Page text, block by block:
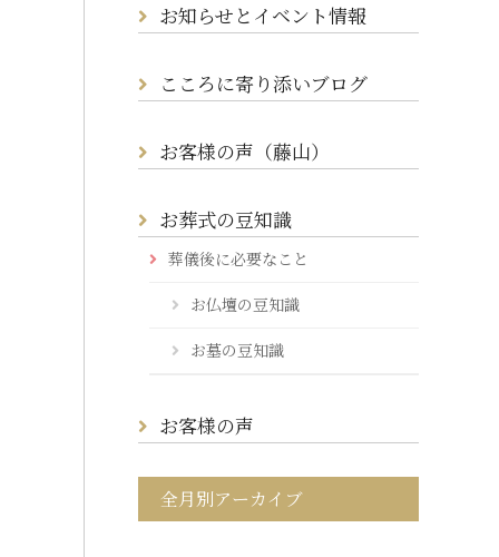
お知らせとイベント情報
こころに寄り添いブログ
お客様の声（藤山）
お葬式の豆知識
葬儀後に必要なこと
お仏壇の豆知識
お墓の豆知識
お客様の声
全月別アーカイブ